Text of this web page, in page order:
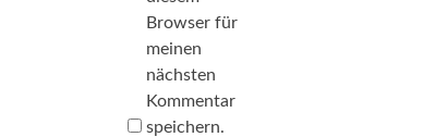
Browser für
meinen
nächsten
Kommentar
speichern.